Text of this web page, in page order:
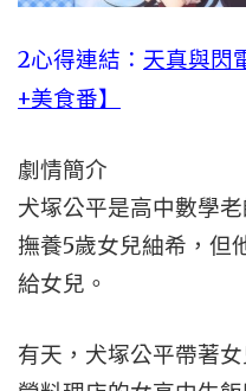
2心得連結： 天真與閃
+美食番】
劇情簡介
犬塚公平是高中數學
撫養5歲女兒紬希，但
給女兒。
有天，犬塚公平帶著